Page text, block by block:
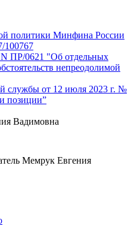
политики Минфина России
100767
ПР/0621 "Об отдельных
непреодолимой
службы от 12 июля 2023 г. №
позиции”
Вадимовна
Мемрук Евгения